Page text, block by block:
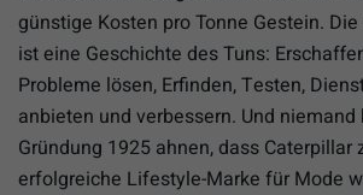
günstige Kosten pro Tonne Gestein.
ist eine Geschichte des Tuns:
Probleme lösen, Erfinden, Testen,
anbieten und verbessern. Und
Gründung 1925 ahnen, dass Caterpillar
erfolgreiche Lifestyle-Marke für Mode